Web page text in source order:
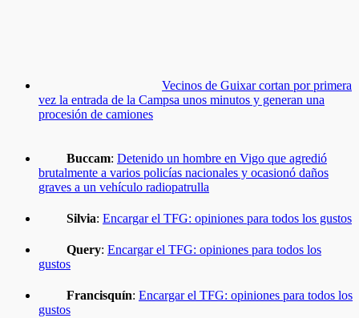
Vecinos de Guixar cortan por primera
vez la entrada de la Campsa unos minutos y generan una
procesión de camiones
Buccam: Detenido un hombre en Vigo que agredió
brutalmente a varios policías nacionales y ocasionó daños
graves a un vehículo radiopatrulla
Silvia: Encargar el TFG: opiniones para todos los gustos
Query: Encargar el TFG: opiniones para todos los
gustos
Francisquín: Encargar el TFG: opiniones para todos los
gustos